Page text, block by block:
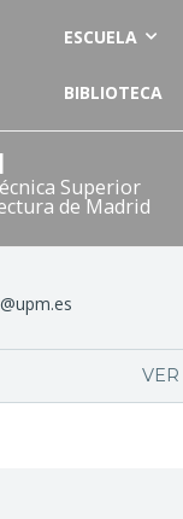
ESCUELA
BIBLIOTECA
Superior
de Madrid
VER